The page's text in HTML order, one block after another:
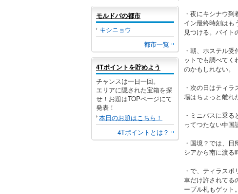
・夜にキシナウ
イン最終時刻はも
見つける。バイト
・朝、ホステル
ットでも調べて
のかもしれない。
・次の日はティ
場はちょっと離れ
・ミニバスに乗
ってつたない中国
・国境？では、
シアから南に渡る
・で、ティラス
車だけ許されてる
ーブル札もゲット。
モルドバの都市
キシニョウ
都市一覧
4Tポイントを貯めよう
チャンスは一日一回。
エリアに隠された宝箱を探
せ！お題はTOPページにて
発表！
本日のお題はこちら！
4Tポイントとは？